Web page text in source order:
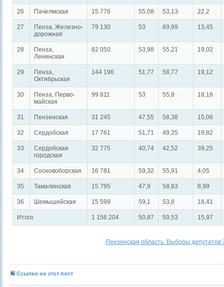
26 Пачелмская 15 776 55,08 53,13 22,2
27
Пенза, Железно-
дорожная
79 130 53 69,99 13,45
28
Пенза,
Ленинская
82 050 53,98 55,21 19,02
29
Пенза,
Октябрьская
144 196 51,77 58,77 19,12
30
Пенза, Перво-
майская
99 811 53 55,8 18,18
31 Пензенская 31 245 47,55 58,38 15,06
32 Сердобская 17 761 51,71 49,35 19,82
33
Сердобская
городская
32 775 40,74 42,52 39,25
34 Сосновоборская 16 781 59,32 55,91 4,05
35 Тамалинская 15 795 47,9 58,83 8,99
36 Шемышейская 15 599 59,1 53,8 18,41
Итого 1 156 204 50,87 59,53 15,97
Пензенская область. Выборы депутатов
Ссылки на этот пост